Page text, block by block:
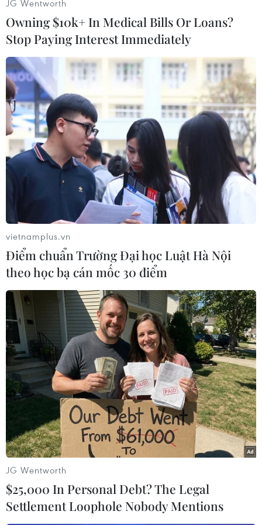
PV (Vietnam+)
#Abidal #Barcelona #đánh đầu cá hồi
#John Terry
Pháp
Theo dõi VietnamPlus
TIN CÙNG CHUYÊN MỤC
ASEAN Cup 2026: Malaysia sẵn sàng
JG Wentworth
Owning $10k+ In Medical Bills Or Loans?
Stop Paying Interest Immediately
vietnamplus.vn
Điểm chuẩn Trường Đại học Luật Hà Nội
theo học bạ cán mốc 30 điểm
JG Wentworth
$25,000 In Personal Debt? The Legal
Settlement Loophole Nobody Mentions